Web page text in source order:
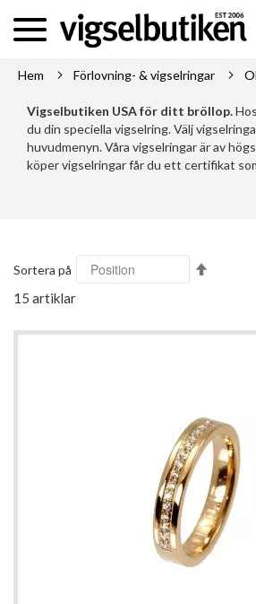
Hem Förlovning- & vigselringar
Vigselbutiken USA för ditt bröllop.
du din speciella vigselring. Välj
huvudmenyn. Våra vigselringar är av
köper vigselringar får du ett certifikat
15 artiklar
Sortera på